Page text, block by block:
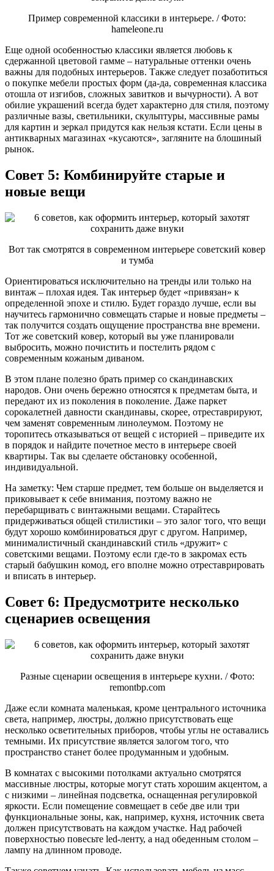
Пример современной классики в интерьере. / Фото:
hameleone.ru
Еще одной особенностью классики является любовь к
сдержанной цветовой гамме – натуральные оттенки очень
важны для подобных интерьеров. Также следует позаботиться
о покупке мебели простых форм (да-да, современная классика
отошла от изгибов, сложных завитков и вычурности). А вот
обилие украшений всегда будет характерно для стиля, поэтому
различные вазы, светильники, скульптуры, массивные рамы
для картин и зеркал придутся как нельзя кстати. Если цены в
антикварных магазинах «кусаются», загляните на блошиный
рынок.
Совет 5: Комбинируйте старые и
новые вещи
Вот так смотрятся в современном интерьере советский ковер
и тумба
Ориентироваться исключительно на тренды или только на
винтаж – плохая идея. Так интерьер будет «привязан» к
определенной эпохе и стилю. Будет гораздо лучше, если вы
научитесь гармонично совмещать старые и новые предметы –
так получится создать ощущение пространства вне времени.
Тот же советский ковер, который вы уже планировали
выбросить, можно почистить и постелить рядом с
современным кожаным диваном.
В этом плане полезно брать пример со скандинавских
народов. Они очень бережно относятся к предметам быта, и
передают их из поколения в поколение. Даже паркет
сорокалетней давности скандинавы, скорее, отреставрируют,
чем заменят современным линолеумом. Поэтому не
торопитесь отказываться от вещей с историей – приведите их
в порядок и найдите почетное место в интерьере своей
квартиры. Так вы сделаете обстановку особенной,
индивидуальной.
На заметку: Чем старше предмет, тем больше он выделяется и
приковывает к себе внимания, поэтому важно не
перебарщивать с винтажными вещами. Старайтесь
придерживаться общей стилистики – это залог того, что вещи
будут хорошо комбинироваться друг с другом. Например,
минималистичный скандинавский стиль «дружит» с
советскими вещами. Поэтому если где-то в закромах есть
старый бабушкин комод, его вполне можно отреставрировать
и вписать в интерьер.
Совет 6: Предусмотрите несколько
сценариев освещения
Разные сценарии освещения в интерьере кухни. / Фото:
remontbp.com
Даже если комната маленькая, кроме центрального источника
света, например, люстры, должно присутствовать еще
несколько осветительных приборов, чтобы углы не оставались
темными. Их присутствие является залогом того, что
пространство станет более продуманным и удобным.
В комнатах с высокими потолками актуально смотрятся
массивные люстры, которые могут стать хорошим акцентом, а
с низкими – линейная подсветка, оснащенная регулировкой
яркости. Если помещение совмещает в себе две или три
функциональные зоны, как, например, кухня, источник света
должен присутствовать на каждом участке. Над рабочей
поверхностью повесьте led-ленту, а над обеденным столом –
лампу на длинном проводе.